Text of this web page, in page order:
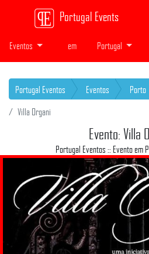
Portugal Events
Eventos em Portugal
Portugal Eventos Eventos Porto
Villa Organi
Evento: Villa
Portugal Eventos :: Evento em